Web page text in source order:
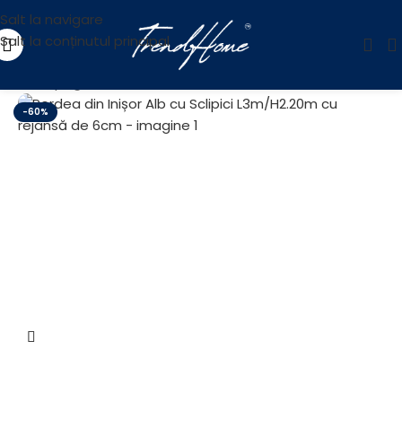
Salt la navigare
Salt la conținutul principal
-60%